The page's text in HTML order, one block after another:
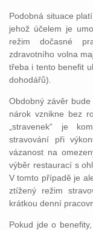
Podobná situace
jehož účelem je
režim dočasné
zdravotního volna
třeba i tento benefit
dohodářů).
Obdobný závěr
nárok vznikne bez
„stravenek“ je
stravování při
vázanost na
výběr restaurací s
V tomto případě je
ztížený režim
krátkou denní
Pokud jde o